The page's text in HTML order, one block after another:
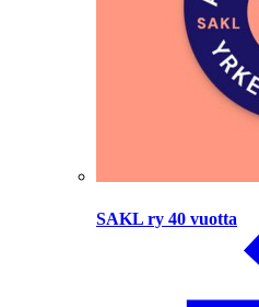
SAKL ry 40 vuotta